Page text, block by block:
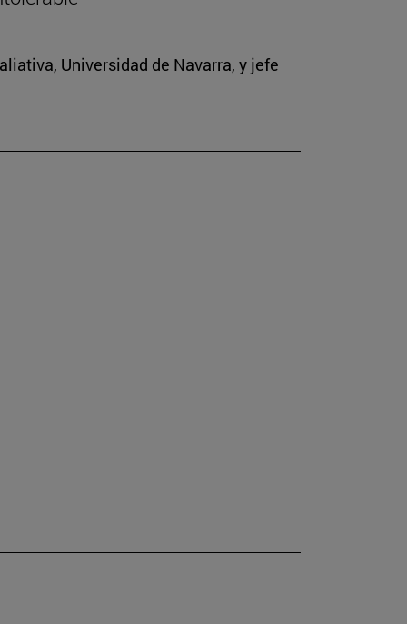
Universidad de Navarra, y jefe